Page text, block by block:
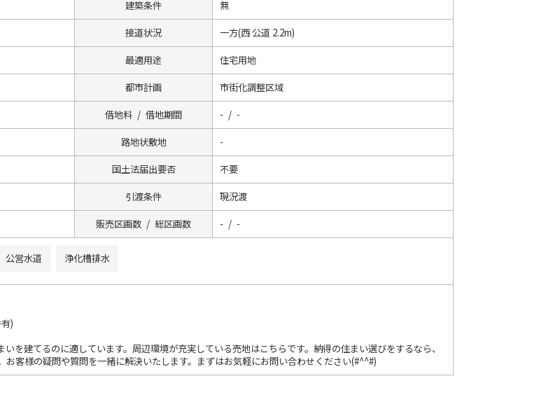
建築条件 無
接道状況 一方(西 公道 2.2m)
最適用途 住宅用地
都市計画 市街化調整区域
借地料 / 借地期間 - / -
路地状敷地 -
国土法届出要否 不要
引渡条件 現況渡
販売区画数 / 総区画数 - / -
公営水道 浄化槽排水
)
を建てるのに適しています。周辺環境が充実している売地はこちらです。納得の住まい選びをするなら、
客様の疑問や質問を一緒に解決いたします。まずはお気軽にお問い合わせください(#^^#)